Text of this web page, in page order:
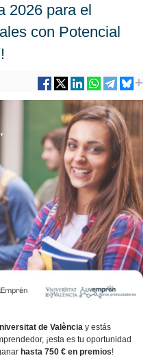
2026 para el
con Potencial
de València y estás
¡esta es tu oportunidad
hasta 750 € en premios!